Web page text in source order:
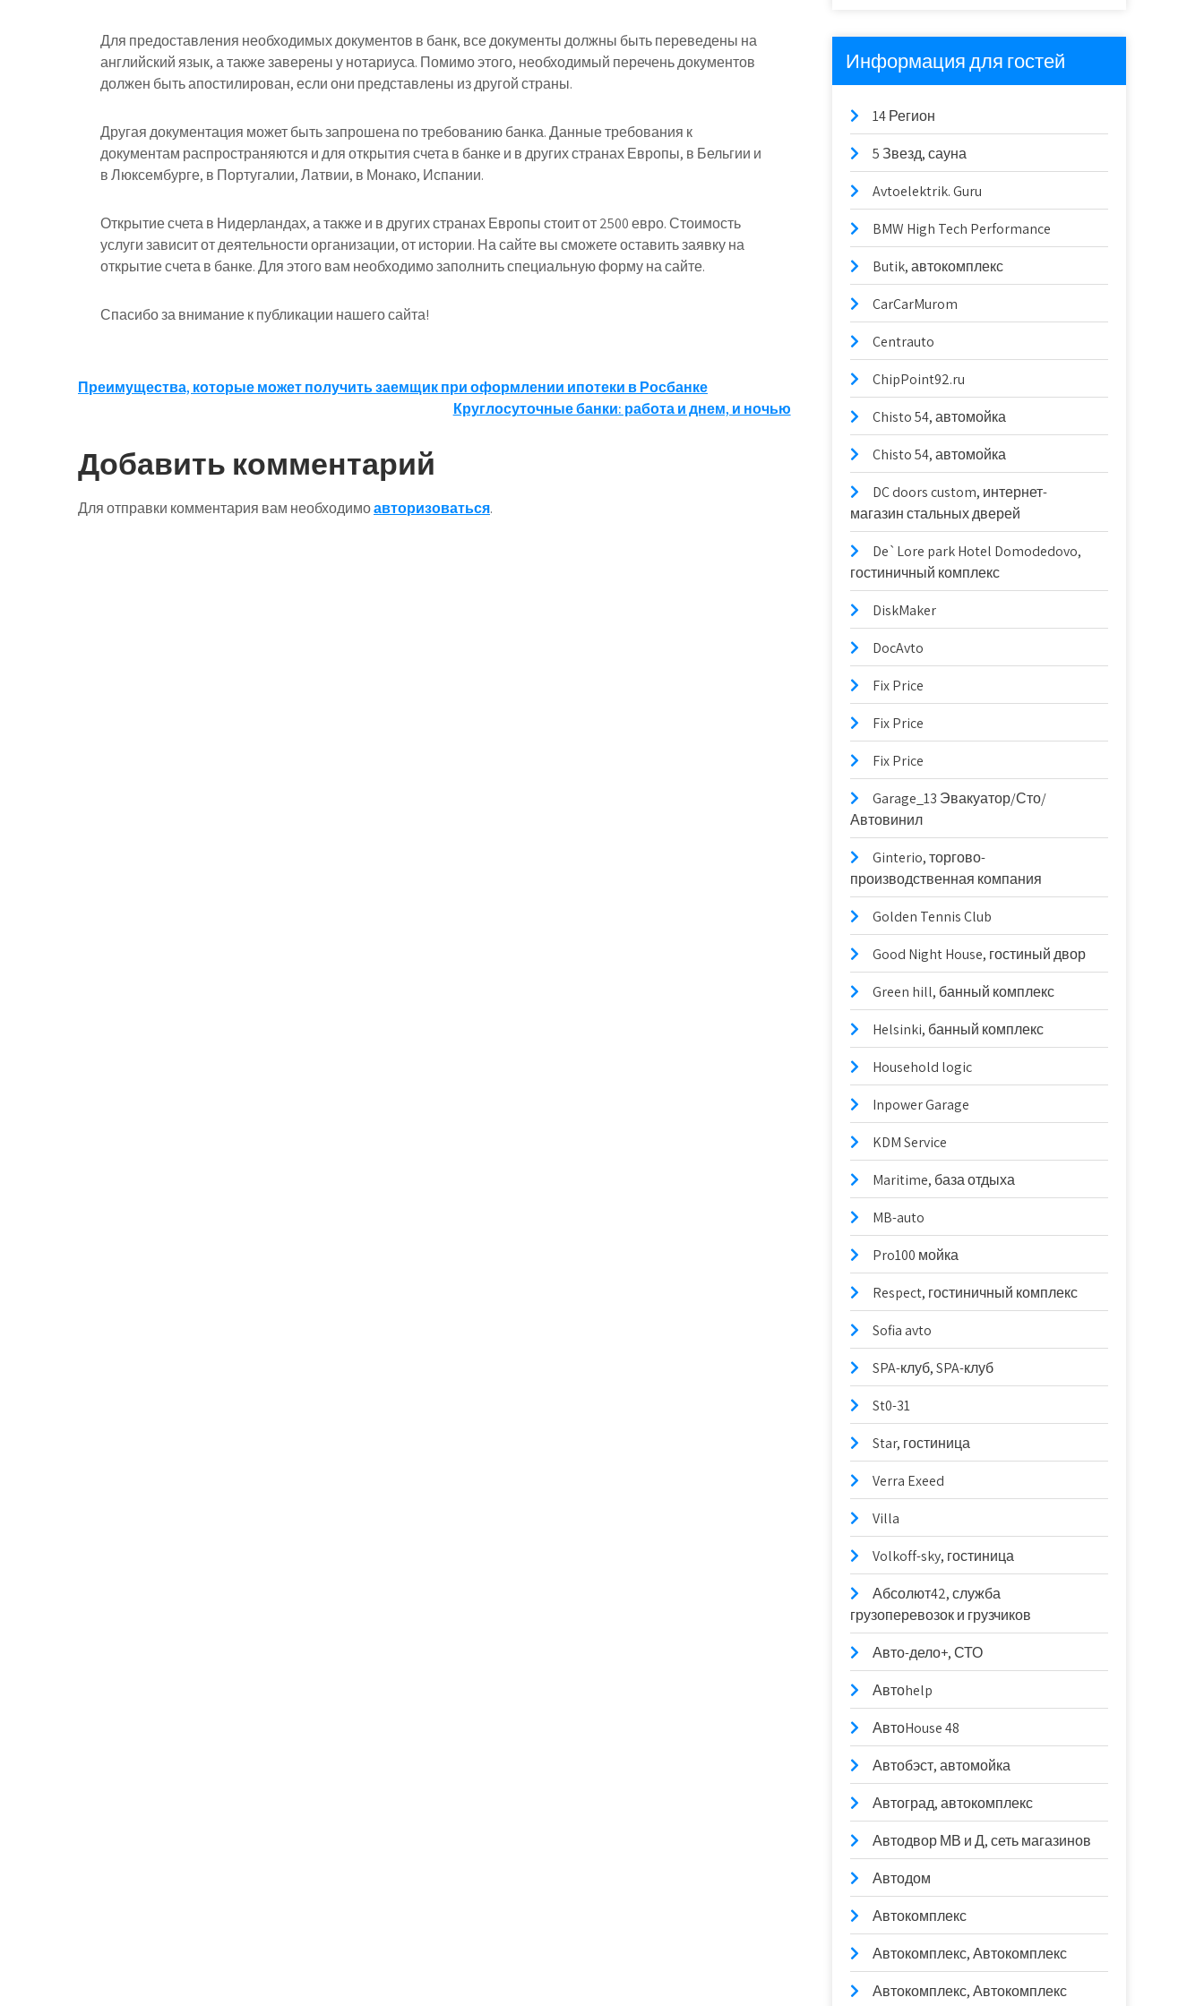
Для предоставления необходимых документов в банк, все документы должны быть переведены на
английский язык, а также заверены у нотариуса. Помимо этого, необходимый перечень документов
должен быть апостилирован, если они представлены из другой страны.
Другая документация может быть запрошена по требованию банка. Данные требования к
документам распространяются и для открытия счета в банке и в других странах Европы, в Бельгии и
в Люксембурге, в Португалии, Латвии, в Монако, Испании.
Открытие счета в Нидерландах, а также и в других странах Европы стоит от 2500 евро. Стоимость
услуги зависит от деятельности организации, от истории. На сайте вы сможете оставить заявку на
открытие счета в банке. Для этого вам необходимо заполнить специальную форму на сайте.
Спасибо за внимание к публикации нашего сайта!
Навигация
записям
Преимущества, которые может получить заемщик при оформлении ипотеки в Росбанке
Круглосуточные банки: работа и днем, и ночью
Добавить комментарий
Для отправки комментария вам необходимоавторизоваться.
Информация для гостей
14 Регион
5 Звезд, сауна
Avtoelektrik. Guru
BMW High Tech Performance
Butik, автокомплекс
CarCarMurom
Centrauto
ChipPoint92.ru
Chisto 54, автомойка
Chisto 54, автомойка
DC doors custom, интернет-
магазин стальных дверей
De`Lore park Hotel Domodedovo,
гостиничный комплекс
DiskMaker
DocAvto
Fix Price
Fix Price
Fix Price
Garage_13 Эвакуатор/Сто/
Автовинил
Ginterio, торгово-
производственная компания
Golden Tennis Club
Good Night House, гостиный двор
Green hill, банный комплекс
Helsinki, банный комплекс
Household logic
Inpower Garage
KDM Service
Maritime, база отдыха
MB-auto
Pro100 мойка
Respect, гостиничный комплекс
Sofia avto
SPA-клуб, SPA-клуб
St0-31
Star, гостиница
Verra Exeed
Villa
Volkoff-sky, гостиница
Абсолют42, служба
грузоперевозок и грузчиков
Авто-дело+, СТО
Автоhelp
АвтоHouse 48
Автобэст, автомойка
Автоград, автокомплекс
Автодвор МВ и Д, сеть магазинов
Автодом
Автокомплекс
Автокомплекс, Автокомплекс
Автокомплекс, Автокомплекс